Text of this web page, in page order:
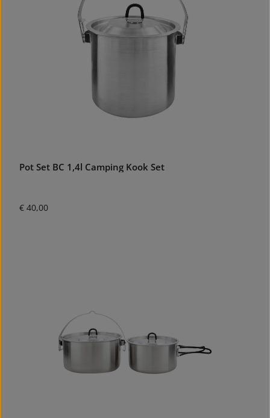
Pot Set BC 1,4l Camping Kook Set
Normale prijs:
€ 40,00